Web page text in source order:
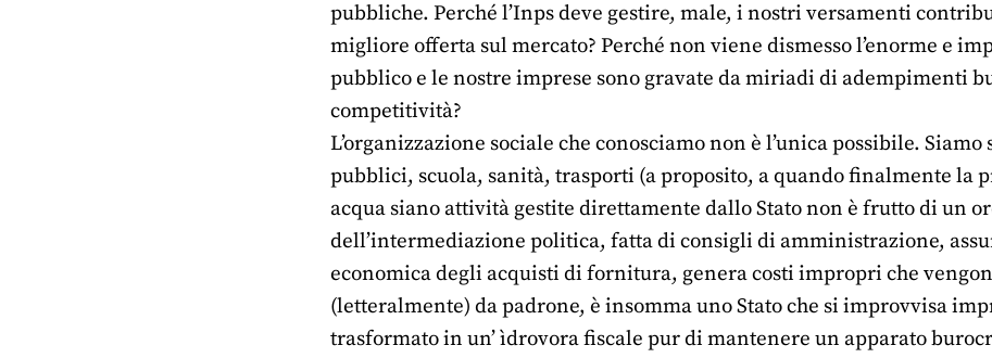
pubbliche. Perché l’Inps deve gestire, male, i nostri versamenti
migliore offerta sul mercato? Perché non viene dismesso l’enorme e
pubblico e le nostre imprese sono gravate da miriadi di adempimenti
competitività?
L’organizzazione sociale che conosciamo non è l’unica possibile.
pubblici, scuola, sanità, trasporti (a proposito, a quando finalmente la
acqua siano attività gestite direttamente dallo Stato non è frutto di un
dell’intermediazione politica, fatta di consigli di amministrazione,
economica degli acquisti di fornitura, genera costi impropri che
(letteralmente) da padrone, è insomma uno Stato che si improvvisa
trasformato in un’ ìdrovora fiscale pur di mantenere un apparato